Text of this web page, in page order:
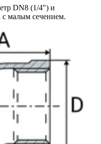
DN8 (1/4") и
с малым сечением.